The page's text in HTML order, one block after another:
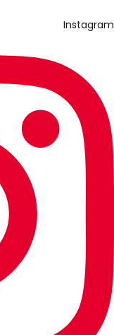
Instagram